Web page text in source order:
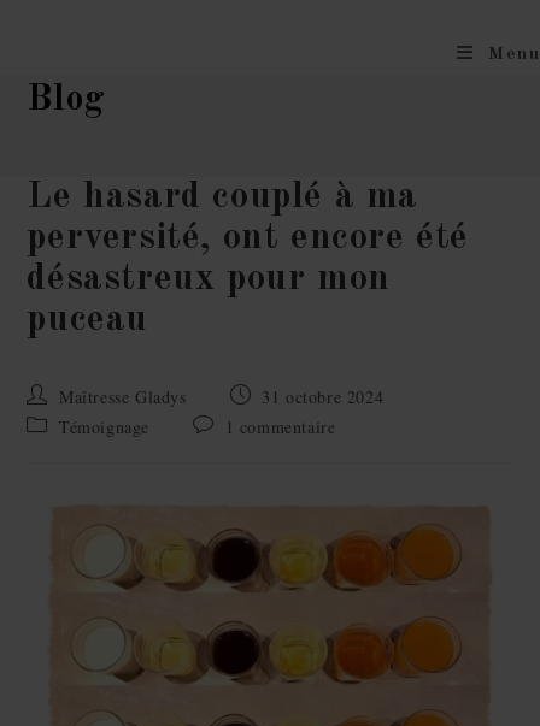
Menu
Blog
Le hasard couplé à ma
perversité, ont encore été
désastreux pour mon
puceau
Maîtresse Gladys
31 octobre 2024
Témoignage
1 commentaire